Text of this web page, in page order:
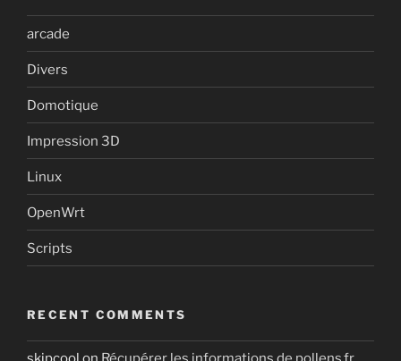
arcade
Divers
Domotique
Impression 3D
Linux
OpenWrt
Scripts
RECENT COMMENTS